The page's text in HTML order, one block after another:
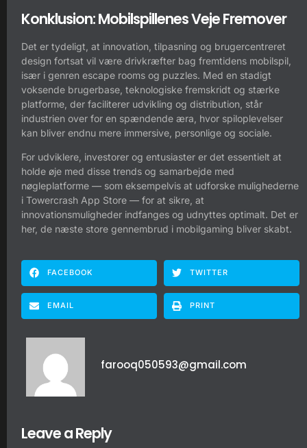
Konklusion: Mobilspillenes Veje Fremover
Det er tydeligt, at innovation, tilpasning og brugercentreret
design fortsat vil være drivkræfter bag fremtidens mobilspil,
især i genren escape rooms og puzzles. Med en stadigt
voksende brugerbase, teknologiske fremskridt og stærke
platforme, der faciliterer udvikling og distribution, står
industrien over for en spændende æra, hvor spiloplevelser
kan bliver endnu mere immersive, personlige og sociale.
For udviklere, investorer og entusiaster er det essentielt at
holde øje med disse trends og samarbejde med
nøgleplatforme — som eksempelvis at udforske mulighederne
i Towercrash App Store — for at sikre, at
innovationsmuligheder indfanges og udnyttes optimalt. Det er
her, de næste store gennembrud i mobilgaming bliver skabt.
FACEBOOK TWITTER
EMAIL PRINT
farooq050593@gmail.com
Leave a Reply